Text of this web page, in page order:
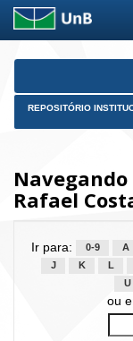
Skip
REPOSITÓRIO
Rafael
Ir para: 0-9 A
J
K L
U
ou